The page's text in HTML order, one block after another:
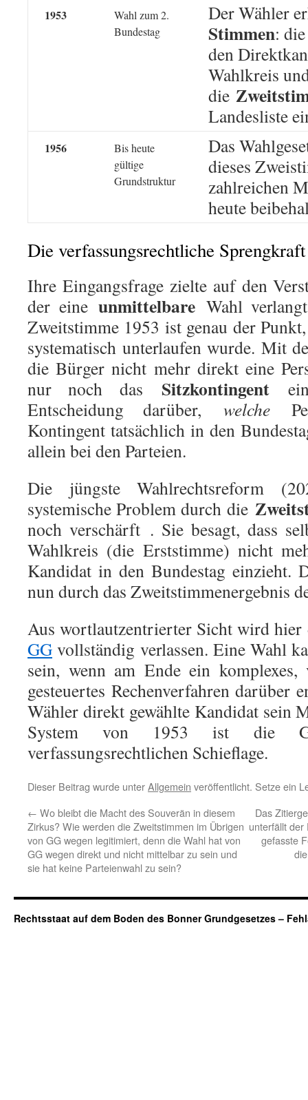
1953
Wahl zum 2.
Bundestag
Der Wähler
Stimmen:
den
Wahlkreis
die
Landesliste
1956
Bis heute
gültige
Grundstruktur
Das
dieses
zahlreichen
heute
Die verfassungsrechtliche
Ihre Eingangsfrage zielte auf den
der eineunmittelbare Wahl
Zweitstimme 1953 ist genau der
systematisch unterlaufen wurde. Mit
die Bürger nicht mehr direkt eine
nur noch das Sitzkontingent
Entscheidung darüber, welche
Kontingent tatsächlich in den
allein bei den Parteien.
Die jüngste Wahlrechtsreform
systemische Problem durch die
noch verschärft . Sie besagt, dass
Wahlkreis (die Erststimme) nicht
Kandidat in den Bundestag einzieht.
nun durch das Zweitstimmenergebnis
Aus wortlautzentrierter Sicht wird
GG vollständig verlassen. Eine Wahl
sein, wenn am Ende ein komplexes,
gesteuertes Rechenverfahren darüber
Wähler direkt gewählte Kandidat sein
System von 1953 ist die
verfassungsrechtlichen Schieflage.
Dieser Beitrag wurde unterAllgemein veröffentlicht. Setze ein
← Wo bleibt die Macht des Souverän in diesem
Zirkus? Wie werden die Zweitstimmen im Übrigen
von GG wegen legitimiert, denn die Wahl hat von
GG wegen direkt und nicht mittelbar zu sein und
sie hat keine Parteienwahl zu sein?
Das
unterfällt der
gefasste
Rechtsstaat auf dem Boden des Bonner Grundgesetzes –